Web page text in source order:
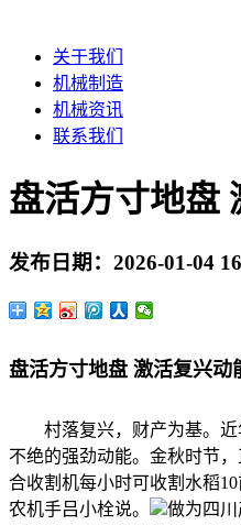
关于我们
机械制造
机械资讯
联系我们
盘活方寸地盘
发布日期： 2026-01-04
盘活方寸地盘 激活复兴动
村落复兴，财产为基。近
不绝的强劲动能。金秋时节
合收割机每小时可收割水稻
农机手吕小栓说。
做为四